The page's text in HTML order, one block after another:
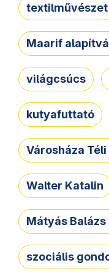
textilművészet
Maarif
világcsúcs
kutyafuttató
Városháza
Walter Katalin
Mátyás Balázs
szociális